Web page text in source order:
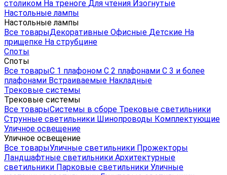
столиком На треноге Для чтения Изогнутые
Настольные лампы
Настольные лампы
Все товарыДекоративные Офисные Детские На
прищепке На струбцине
Споты
Споты
Все товарыС 1 плафоном С 2 плафонами С 3 и более
плафонами Встраиваемые Накладные
Трековые системы
Трековые системы
Все товарыСистемы в сборе Трековые светильники
Струнные светильники Шинопроводы Комплектующие
Уличное освещение
Уличное освещение
Все товарыУличные светильники Прожекторы
Ландшафтные светильники Архитектурные
светильники Парковые светильники Уличные